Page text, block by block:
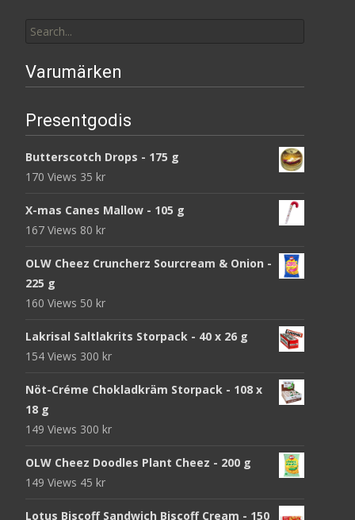
for:
Varumärken
Presentgodis
Butterscotch Drops - 175 g
170 Views 35 kr
X-mas Canes Mallow - 105 g
167 Views 80 kr
OLW Cheez Cruncherz Sourcream & Onion -
225 g
160 Views 50 kr
Lakrisal Saltlakrits Storpack - 40 x 26 g
154 Views 300 kr
Nöt-Créme Chokladkräm Storpack - 108 x
18 g
149 Views 300 kr
OLW Cheez Doodles Plant Cheez - 200 g
149 Views 45 kr
Lotus Biscoff Sandwich Biscoff Cream - 150